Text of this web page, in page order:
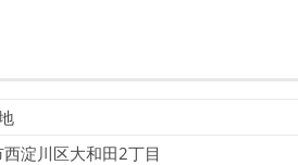
淀川区大和田2丁目